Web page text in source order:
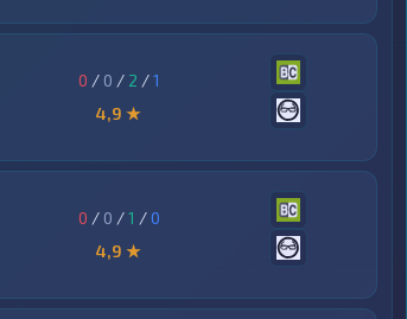
0 / 0 / 2 /1
4,9 ★
0 / 0 /1 /0
4,9 ★